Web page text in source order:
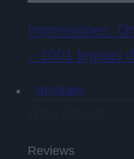
Impresiones:
– 1001 leguas
REVIEWS
Reviews